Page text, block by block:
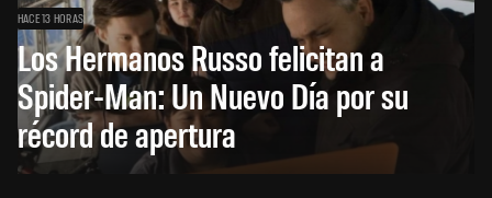
HACE 13 HORAS
Los Hermanos Russo felicitan a
Spider-Man: Un Nuevo Día por su
récord de apertura